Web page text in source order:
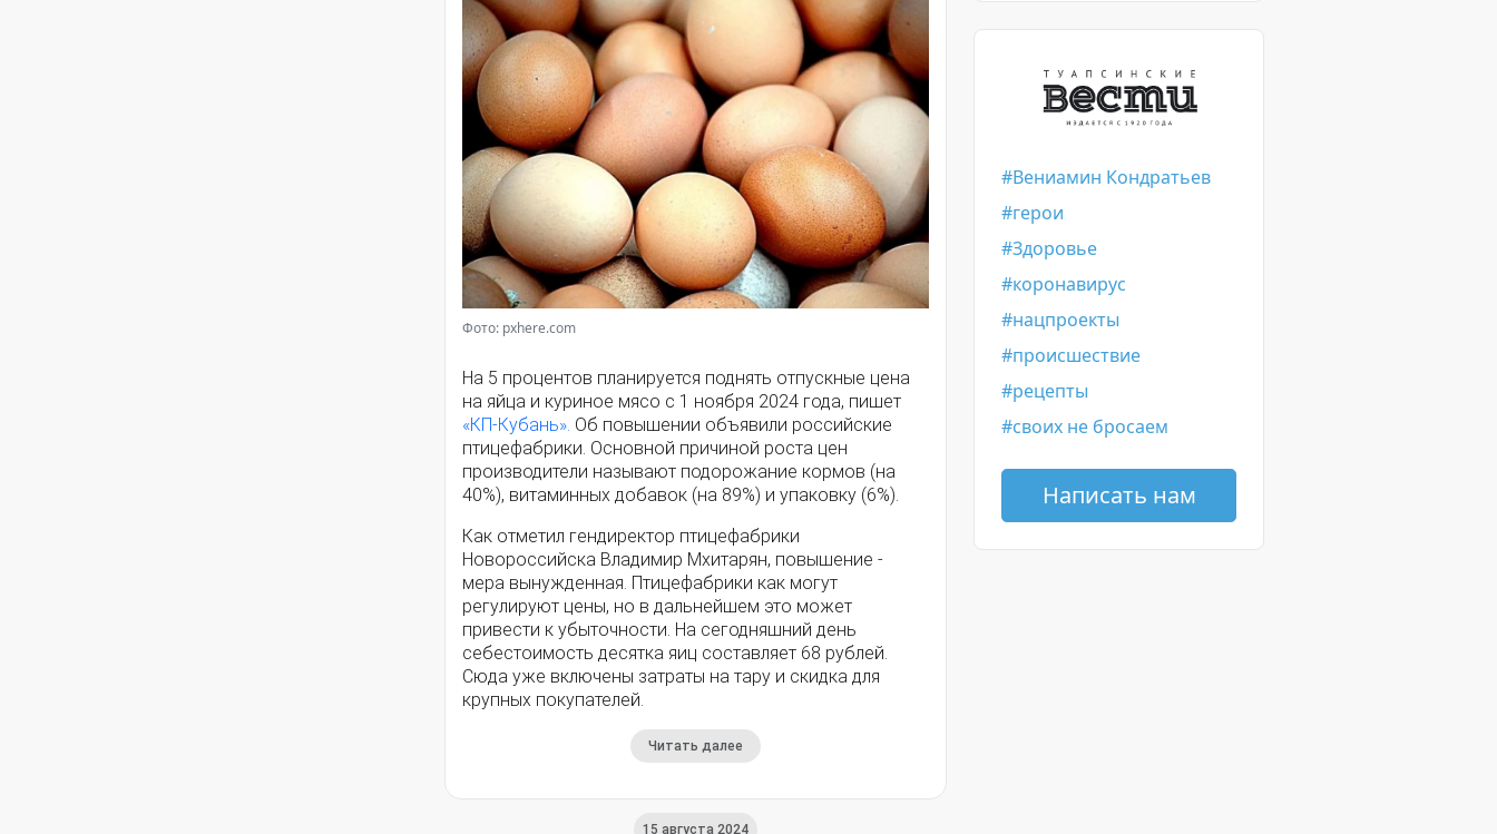
Фото: pxhere.com
На 5 процентов планируется поднять отпускные цена
на яйца и куриное мясо с 1 ноября 2024 года, пишет
«КП-Кубань». Об повышении объявили российские
птицефабрики. Основной причиной роста цен
производители называют подорожание кормов (на
40%), витаминных добавок (на 89%) и упаковку (6%).
Как отметил гендиректор птицефабрики
Новороссийска Владимир Мхитарян, повышение -
мера вынужденная. Птицефабрики как могут
регулируют цены, но в дальнейшем это может
привести к убыточности. На сегодняшний день
себестоимость десятка яиц составляет 68 рублей.
Сюда уже включены затраты на тару и скидка для
крупных покупателей.
Читать далее
15 августа 2024
Вениамин Кондратьев
герои
Здоровье
коронавирус
нацпроекты
происшествие
рецепты
своих не бросаем
Написать нам